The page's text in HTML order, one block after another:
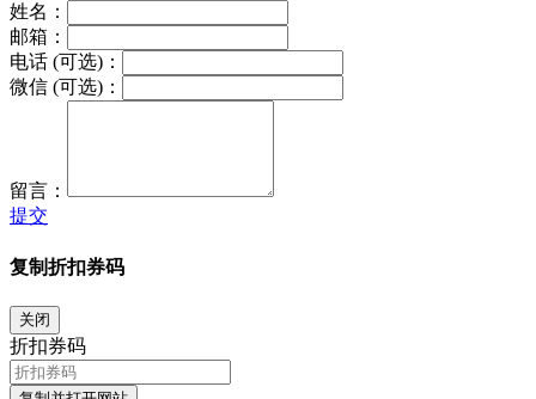
姓名：
邮箱：
电话 (可选)：
微信 (可选)：
留言：
提交
复制折扣券码
关闭
折扣券码